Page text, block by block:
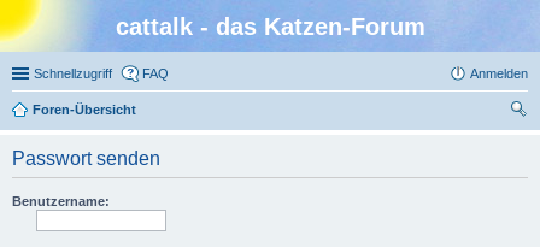
cattalk - das Katzen-Forum
Schnellzugriff FAQ Anmelden
Foren-Übersicht
Passwort senden
Benutzername: